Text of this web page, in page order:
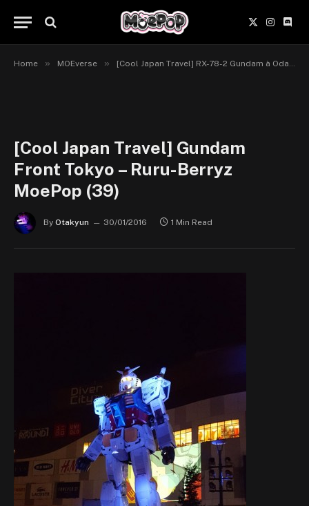
X
(Twitter)
Home » MOEverse » [Cool Japan Travel] RX-78-2 Gundam à Odaiba
[Cool Japan Travel] Gundam
Front Tokyo – Ruru-Berryz
MoePop (39)
By Otakyun 30/01/2016 1 Min Read